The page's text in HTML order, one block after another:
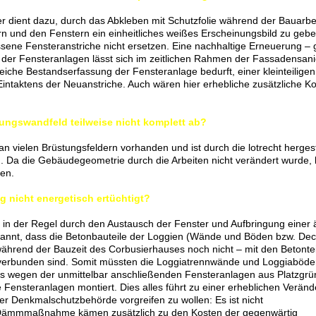
dient dazu, durch das Abkleben mit Schutzfolie während der
und den Fenstern ein einheitliches weißes Erscheinungsbild zu
Fensteranstriche nicht ersetzen. Eine nachhaltige Erneuerung –
Fensteranlagen lässt sich im zeitlichen Rahmen der
Bestandserfassung der Fensteranlage bedurft, einer kleinteiligen
der Neuanstriche. Auch wären hier erhebliche zusätzliche
teilweise nicht komplett ab?
vielen Brüstungsfeldern vorhanden und ist durch die lotrecht
die Gebäudegeometrie durch die Arbeiten nicht verändert wurde,
nicht energetisch ertüchtigt?
der Regel durch den Austausch der Fenster und Aufbringung einer
dass die Betonbauteile der Loggien (Wände und Böden bzw.
der Bauzeit des Corbusierhauses noch nicht – mit den
sind. Somit müssten die Loggiatrennwände und
wegen der unmittelbar anschließenden Fensteranlagen aus
montiert. Dies alles führt zu einer erheblichen
Denkmalschutzbehörde vorgreifen zu wollen: Es ist nicht
kämen zusätzlich zu den Kosten der gegenwärtig